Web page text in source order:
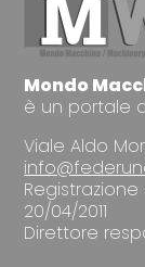
Mondo
è un portale
Viale Aldo
20/04/2011
Direttore